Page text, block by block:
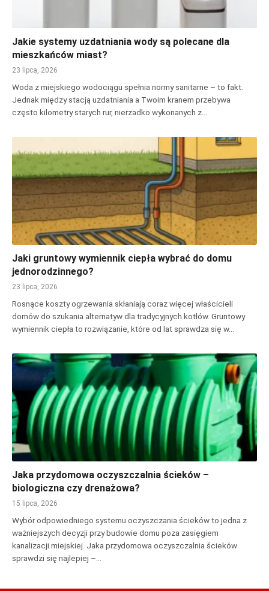
Jakie systemy uzdatniania wody są polecane dla
mieszkańców miast?
23 lipca, 2026
Woda z miejskiego wodociągu spełnia normy sanitarne – to fakt.
Jednak między stacją uzdatniania a Twoim kranem przebywa
często kilometry starych rur, nierzadko wykonanych z…
Jaki gruntowy wymiennik ciepła wybrać do domu
jednorodzinnego?
23 lipca, 2026
Rosnące koszty ogrzewania skłaniają coraz więcej właścicieli
domów do szukania alternatyw dla tradycyjnych kotłów. Gruntowy
wymiennik ciepła to rozwiązanie, które od lat sprawdza się w…
Jaka przydomowa oczyszczalnia ścieków –
biologiczna czy drenażowa?
15 lipca, 2026
Wybór odpowiedniego systemu oczyszczania ścieków to jedna z
ważniejszych decyzji przy budowie domu poza zasięgiem
kanalizacji miejskiej. Jaka przydomowa oczyszczalnia ścieków
sprawdzi się najlepiej –…